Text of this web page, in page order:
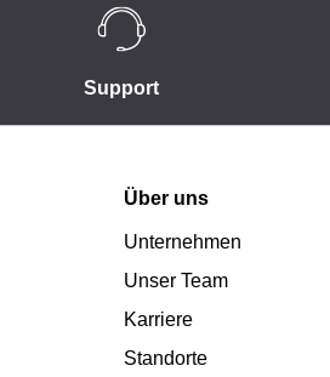
Support
Über uns
Unternehmen
Unser Team
Karriere
Standorte